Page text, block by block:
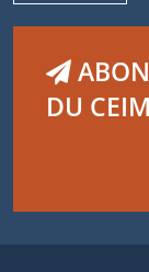
DU CEIM